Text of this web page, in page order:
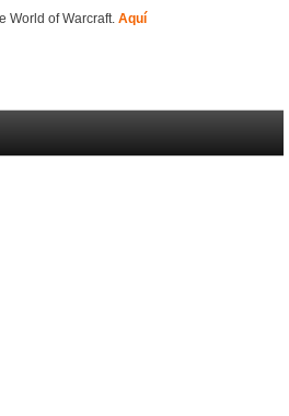
World of Warcraft. Aquí